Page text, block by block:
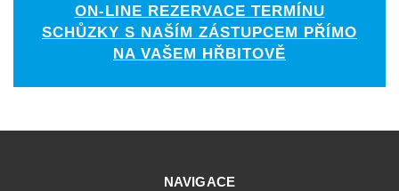
ON-LINE REZERVACE TERMÍNU
SCHŮZKY S NAŠÍM ZÁSTUPCEM PŘÍMO
NA VAŠEM HŘBITOVĚ
NAVIGACE